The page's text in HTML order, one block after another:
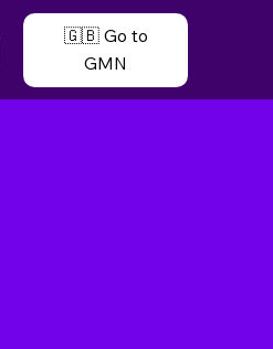
🇬🇧 Go to
GMN